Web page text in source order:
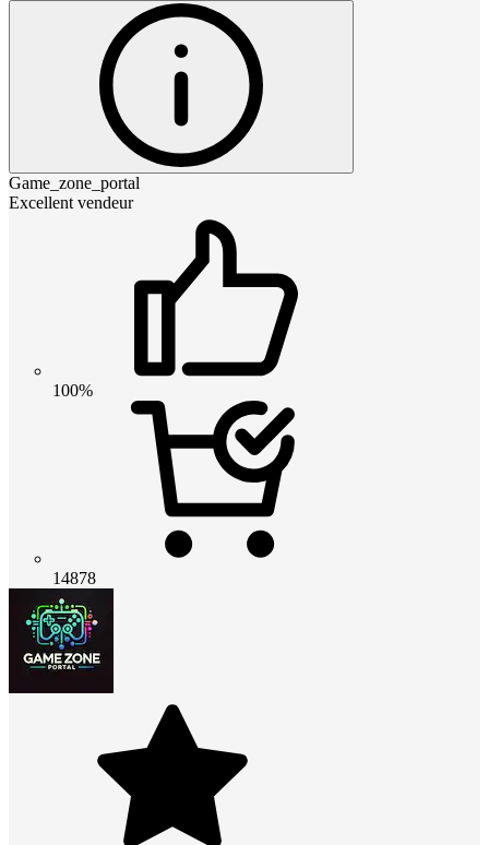
Game_zone_portal
Excellent vendeur
100%
14878